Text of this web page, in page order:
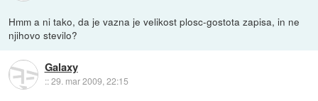
Hmm a ni tako, da je vazna je velikost plosc-gostota zapisa, in ne
njihovo stevilo?
Galaxy
::29. mar 2009, 22:15